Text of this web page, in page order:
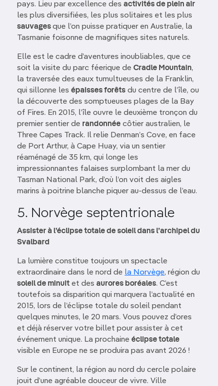
pays. Lieu par excellence des activités de plein air
les plus diversifiées, les plus solitaires et les plus
sauvagesque l’on puisse pratiquer en Australie, la
Tasmanie foisonne de magnifiques sites naturels.
Elle est le cadre d’aventures inoubliables, que ce
soit la visite du parc féerique de Cradle Mountain,
la traversée des eaux tumultueuses de la Franklin,
qui sillonne les épaisses forêts du centre de l’île, ou
la découverte des somptueuses plages de la Bay
of Fires. En 2015, l’île ouvre le deuxième tronçon du
premier sentier de randonnée côtier australien, le
Three Capes Track. Il relie Denman’s Cove, en face
de Port Arthur, à Cape Huay, via un sentier
réaménagé de 35 km, qui longe les
impressionnantes falaises surplombant la mer du
Tasman National Park, d’où l’on voit des aigles
marins à poitrine blanche piquer au-dessus de l’eau.
5. Norvège septentrionale
Assister à l’éclipse totale de soleil dans l’archipel du
Svalbard
La lumière constitue toujours un spectacle
extraordinaire dans le nord de la Norvège, région du
soleil de minuit et des aurores boréales. C’est
toutefois sa disparition qui marquera l’actualité en
2015, lors de l’éclipse totale du soleil pendant
quelques minutes, le 20 mars. Vous pouvez d’ores
et déjà réserver votre billet pour assister à cet
événement unique. La prochaine éclipse totale
visible en Europe ne se produira pas avant 2026 !
Sur le continent, la région au nord du cercle polaire
jouit d’une agréable douceur de vivre. Ville